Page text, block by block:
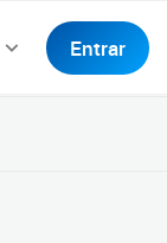
Entrar